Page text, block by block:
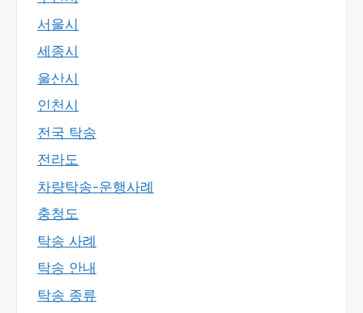
서울시
세종시
울산시
인천시
전국 탁송
전라도
차량탁송-운행사례
충청도
탁송 사례
탁송 안내
탁송 종류